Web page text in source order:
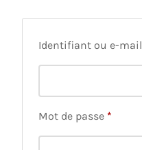
Identifiant ou e-mail
Mot de passe *